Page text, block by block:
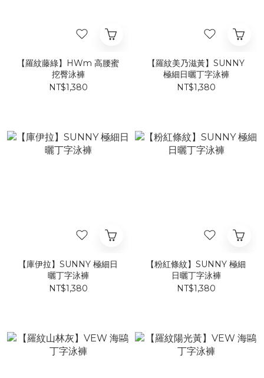
【羅紋藤綠】HWm 高腰蜜
挖臀泳褲
NT$1,380
【羅紋美乃滋黃】SUNNY
極細日曬丁字泳褲
NT$1,380
【庫伊拉】SUNNY 極細日
曬丁字泳褲
NT$1,380
【粉紅條紋】SUNNY 極細
日曬丁字泳褲
NT$1,380